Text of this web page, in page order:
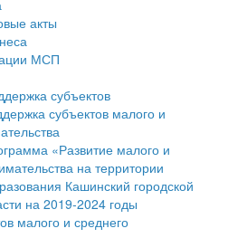
Тверской области
муниципального округа
территориями
граждан
ранее учтенных
субъектов малого и
акты
МСП
субъектов
субъектов малого и
«Развитие малого и
на территории
Кашинский городской
на 2019-2024 годы
малого и среднего